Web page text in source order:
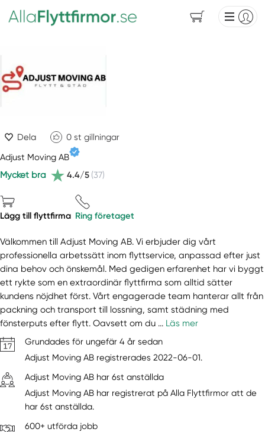
Dela 0 st gillningar
Adjust Moving AB
Mycket bra
4.4/5 (37)
Lägg till flyttfirma Ring företaget
Välkommen till Adjust Moving AB. Vi erbjuder dig vårt
professionella arbetssätt inom flyttservice, anpassad efter just
dina behov och önskemål. Med gedigen erfarenhet har vi byggt
ett rykte som en extraordinär flyttfirma som alltid sätter
kundens nöjdhet först. Vårt engagerade team hanterar allt från
packning och transport till lossning, samt städning med
fönsterputs efter flytt. Oavsett om du ... Läs mer
Grundades för ungefär 4 år sedan
Adjust Moving AB registrerades 2022-06-01.
Adjust Moving AB har 6st anställda
Adjust Moving AB har registrerat på Alla Flyttfirmor att de
har 6st anställda.
600+ utförda jobb